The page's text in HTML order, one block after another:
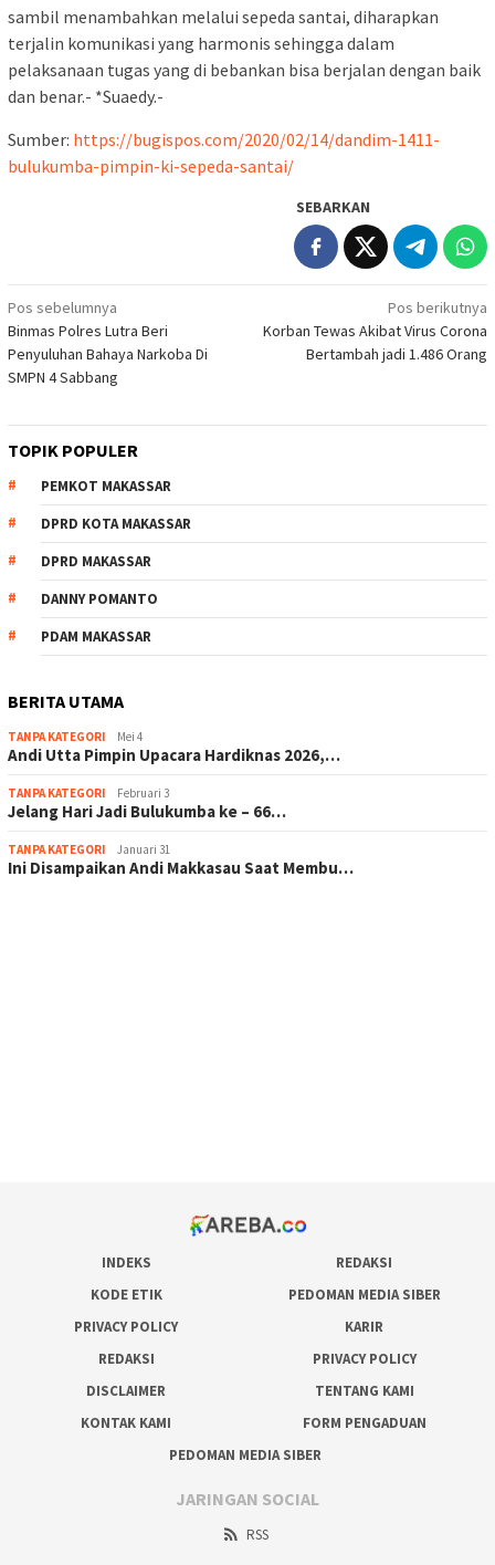
sambil menambahkan melalui sepeda santai, diharapkan
terjalin komunikasi yang harmonis sehingga dalam
pelaksanaan tugas yang di bebankan bisa berjalan dengan baik
dan benar.- *Suaedy.-
Sumber: https://bugispos.com/2020/02/14/dandim-1411-
bulukumba-pimpin-ki-sepeda-santai/
SEBARKAN
Navigasi
pos
Pos sebelumnya
Binmas Polres Lutra Beri
Penyuluhan Bahaya Narkoba Di
SMPN 4 Sabbang
Pos berikutnya
Korban Tewas Akibat Virus Corona
Bertambah jadi 1.486 Orang
TOPIK POPULER
PEMKOT MAKASSAR
DPRD KOTA MAKASSAR
DPRD MAKASSAR
DANNY POMANTO
PDAM MAKASSAR
BERITA UTAMA
TANPA KATEGORI Mei 4
Andi Utta Pimpin Upacara Hardiknas 2026,…
TANPA KATEGORI Februari 3
Jelang Hari Jadi Bulukumba ke – 66…
TANPA KATEGORI Januari 31
Ini Disampaikan Andi Makkasau Saat Membu…
INDEKS
REDAKSI
KODE ETIK
PEDOMAN MEDIA SIBER
PRIVACY POLICY
KARIR
REDAKSI
PRIVACY POLICY
DISCLAIMER
TENTANG KAMI
KONTAK KAMI
FORM PENGADUAN
PEDOMAN MEDIA SIBER
JARINGAN SOCIAL
RSS